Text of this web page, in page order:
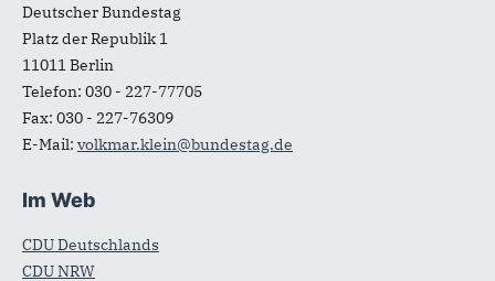
Deutscher Bundestag
Platz der Republik 1
11011Berlin
Telefon: 030 - 227-77705
Fax: 030 - 227-76309
E-Mail: volkmar.klein@bundestag.de
Im Web
CDU Deutschlands
CDU NRW